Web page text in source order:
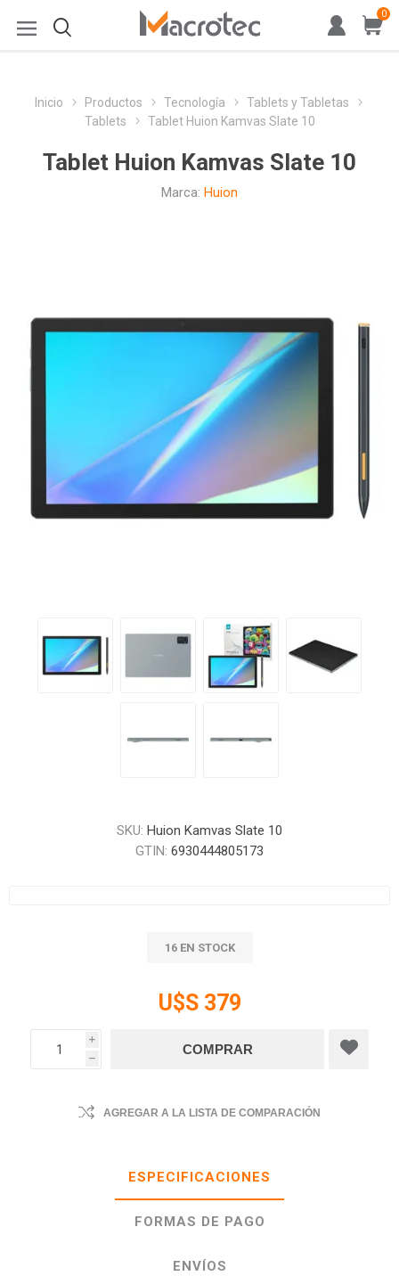
0
Inicio Productos Tecnología
Tablets y Tabletas
Tablets
Tablet Huion Kamvas Slate 10
Tablet Huion Kamvas Slate 10
Marca: Huion
SKU: Huion Kamvas Slate 10
GTIN: 6930444805173
16 EN STOCK
U$S 379
i
h
AGREGAR A LA LISTA DE COMPARACIÓN
ESPECIFICACIONES
FORMAS DE PAGO
ENVÍOS